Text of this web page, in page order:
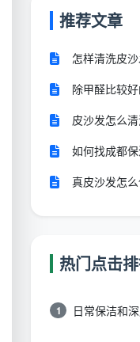
推荐文章
怎样清洗皮
除甲醛比较
皮沙发怎么
如何找成都
真皮沙发怎
热门点击
1